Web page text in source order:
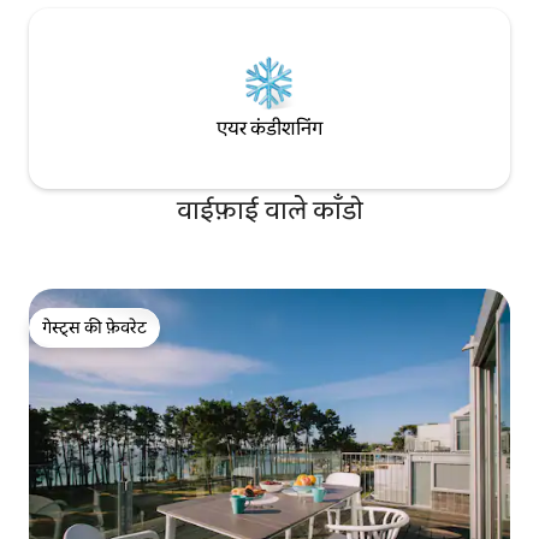
एयर कंडीशनिंग
वाईफ़ाई वाले काँडो
गेस्ट्स की फ़ेवरेट
गेस्ट्स की फ़ेवरेट